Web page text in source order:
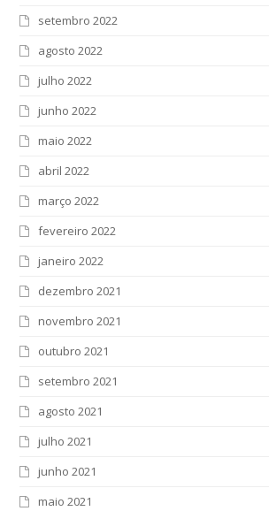
setembro 2022
agosto 2022
julho 2022
junho 2022
maio 2022
abril 2022
março 2022
fevereiro 2022
janeiro 2022
dezembro 2021
novembro 2021
outubro 2021
setembro 2021
agosto 2021
julho 2021
junho 2021
maio 2021